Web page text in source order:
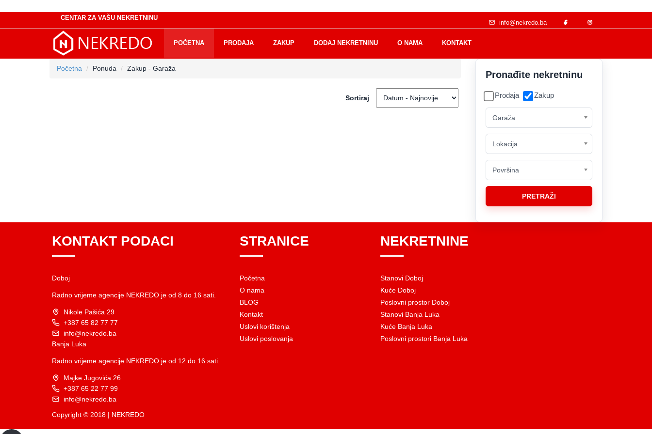
CENTAR ZA VAŠU NEKRETNINU
info@nekredo.ba
POČETNA PRODAJA ZAKUP DODAJ NEKRETNINU O NAMA KONTAKT
Početna Ponuda Zakup - Garaža
Sortiraj
Pronađite nekretninu
Usluga
Prodaja Zakup
Lokacija
nekretnine
Garaža
Površina
PRETRAŽI
KONTAKT PODACI
Doboj
Radno vrijeme agencije NEKREDO je od 8 do 16 sati.
Nikole Pašića 29
+387 65 82 77 77
info@nekredo.ba
Banja Luka
Radno vrijeme agencije NEKREDO je od 12 do 16 sati.
Majke Jugovića 26
+387 65 22 77 99
info@nekredo.ba
STRANICE
Početna
O nama
BLOG
Kontakt
Uslovi korištenja
Uslovi poslovanja
NEKRETNINE
Stanovi Doboj
Kuće Doboj
Poslovni prostor Doboj
Stanovi Banja Luka
Kuće Banja Luka
Poslovni prostori Banja Luka
Copyright © 2018 | NEKREDO